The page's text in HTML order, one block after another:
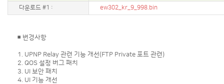
다운로드 #1 : ew302_kr_9_998.bin
◾ 변경사항
1. UPNP Relay 관련 기능 개선(FTP Private 포트 관련)
2. QOS 설정 버그 패치
3. UI 보안 패치
4. UI 기능 개선